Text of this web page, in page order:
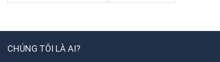
CHÚNG TÔI LÀ AI?